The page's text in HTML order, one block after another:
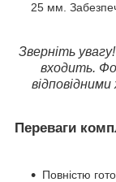
25 мм.
Зверніть
входить.
Переваги
Повністю